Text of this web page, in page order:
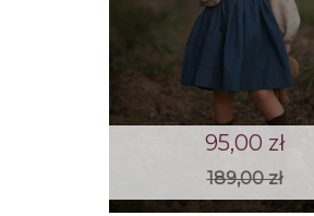
95,00 zł
189,00 zł